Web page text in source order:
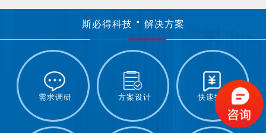
斯必得科技 解决方案
需求调研 方案设计 快速报价